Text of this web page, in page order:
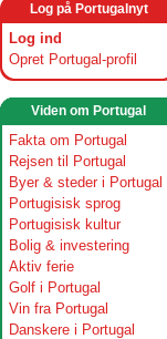
Log på Portugalnyt
Log ind
Opret Portugal-profil
Viden om Portugal
Fakta om Portugal
Rejsen til Portugal
Byer & steder i Portugal
Portugisisk sprog
Portugisisk kultur
Bolig & investering
Aktiv ferie
Golf i Portugal
Vin fra Portugal
Danskere i Portugal